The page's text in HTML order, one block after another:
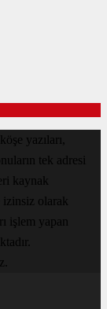
yazıları,
tek adresi
kaynak
izinsiz olarak
işlem yapan